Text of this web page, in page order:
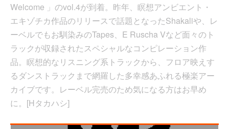
Welcome 」のvol.4が到着。昨年、瞑想アンビエント・
エキゾチカ作品のリリースで話題となったShakaliや、レ
ーベルでもお馴染みのTapes、E Ruscha Vなど面々のト
ラックが収録されたスペシャルなコンピレーション作
品。瞑想的なリスニング系トラックから、フロア映えす
るダンストラックまで網羅した多幸感あふれる極楽アー
カイブです。レーベル完売のため気になる方はお早め
に。[Hタカハシ]